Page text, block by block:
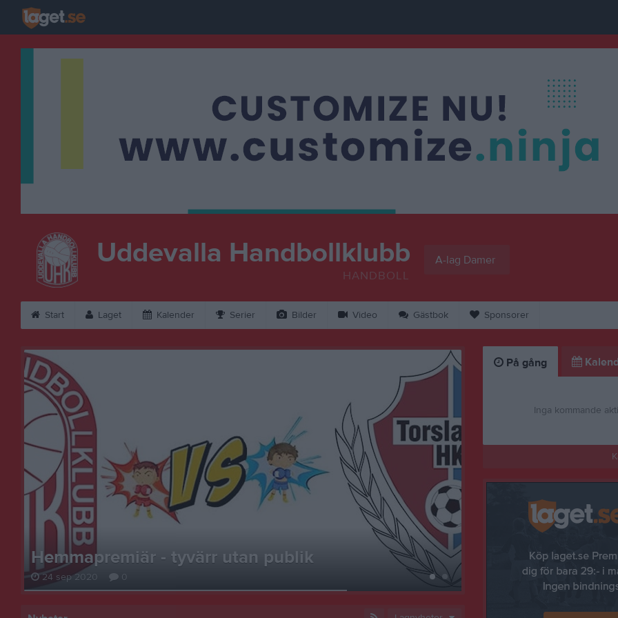
Uddevalla Handbollklubb
HANDBOLL
A-lag Damer
Start Laget Kalender Serier Bilder Video Gästbok Sponsorer
Hemmapremiär - tyvärr utan publik
24 sep 2020 0
Välkomna till
28 apr 2019 0
På gång
Inga kommande